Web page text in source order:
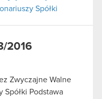
Spółki
2016
Zwyczajne Walne
Spółki Podstawa